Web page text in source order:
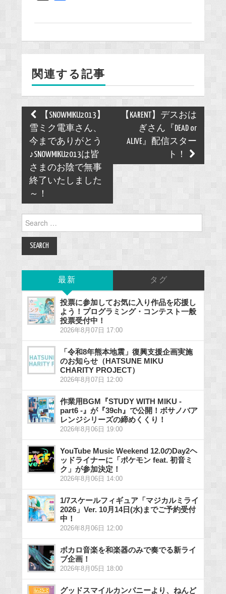
o
k
関連する記事
Post
navigation
【SNOWMIKU2013】
雪ミク電車さん、
今までありがとう
♪SNOWMIKU2013は皆
さまのお陰で無事
終了いたしました
～！
【KARENT】デスおは
ぎさん『DEAD or
ALIVE』配信スター
ト！
for:
最新 タグ
投票に参加してお気に入り作品を応援し
よう！プログラミング・コンテスト一般
投票受付中！
2026年8月07日 17:00
「令和8年熊本地震」復興支援企画実施
のお知らせ（HATSUNE MIKU
CHARITY PROJECT）
2026年8月07日 12:00
作業用BGM『STUDY WITH MIKU -
part6 -』が『39ch』で公開！ボサノバア
レンジシリーズの締めくくり！
2026年8月06日 19:00
YouTube Music Weekend 12.0のDay2ヘ
ッドライナーに「ポケモン feat. 初音ミ
ク」が参加決定！
2026年8月06日 14:00
1/7スケールフィギュア「マジカルミライ
2026」Ver. 10月14日(水)までご予約受付
中！
2026年8月06日 12:00
ボカロ音楽を和楽器のみで奏でる新ライ
ブ企画！
2026年8月05日 18:00
グッドスマイルカンパニーより、ねんど